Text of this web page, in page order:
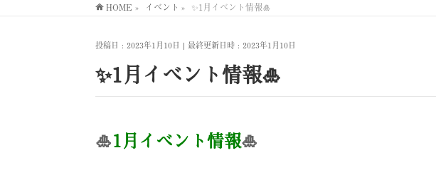
HOME » イベント » ✨1月イベント情報🎍
投稿日 : 2023年1月10日 最終更新日時 : 2023年1月10日
✨1月イベント情報🎍
🎍1月イベント情報🎍